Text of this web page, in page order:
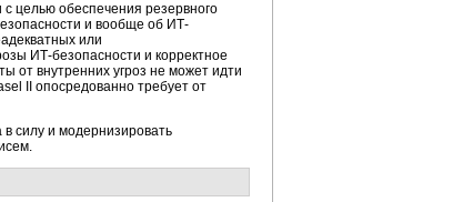
целью обеспечения резервного
и вообще об ИТ-
или
ИТ-безопасности и корректное
от внутренних угроз не может идти
II опосредованно требует от
в силу и модернизировать